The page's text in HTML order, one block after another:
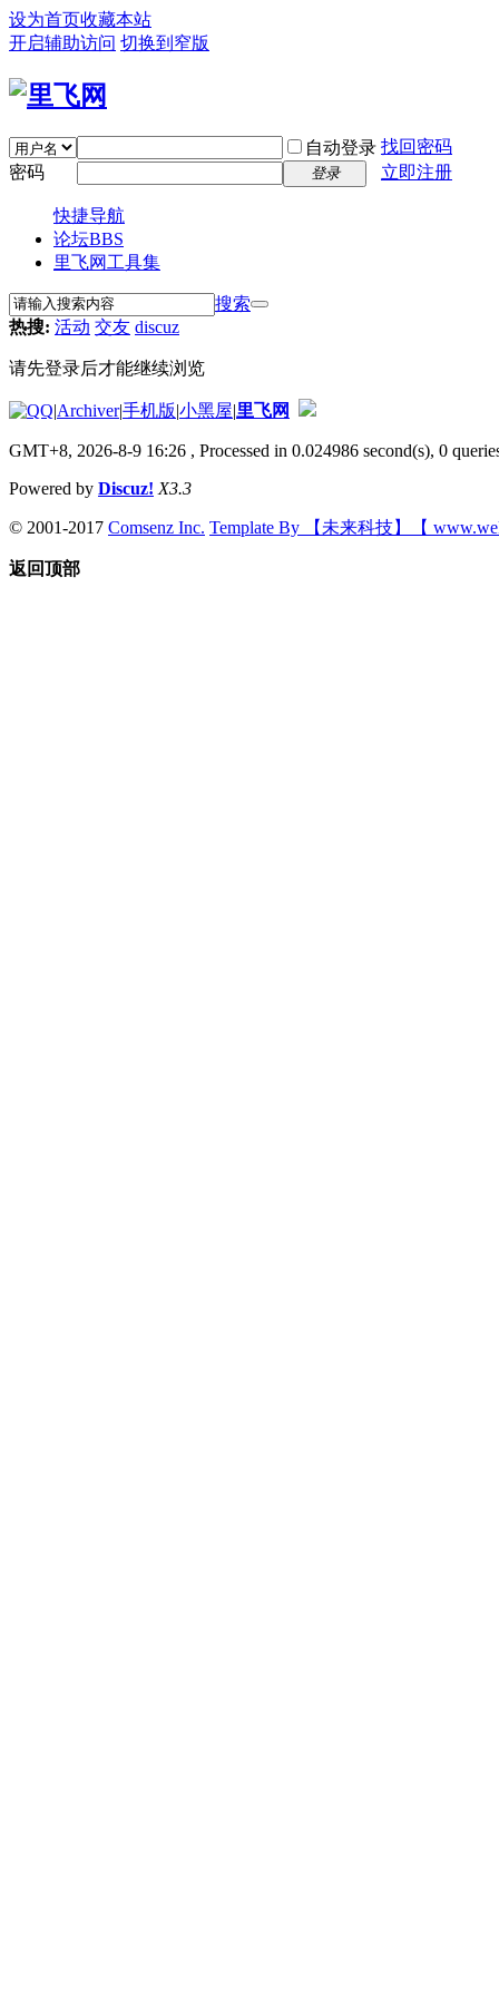
设为首页收藏本站
开启辅助访问 切换到窄版
自动登录 找回密码
密码
登录 立即注册
快捷导航
论坛BBS
里飞网工具集
搜索
热搜: 活动 交友 discuz
请先登录后才能继续浏览
|Archiver|手机版|小黑屋|里飞网
GMT+8, 2026-8-9 16:26 , Processed in 0.024986 second(s), 0
Powered by Discuz! X3.3
© 2001-2017 Comsenz Inc. Template By 【未来科技】【
返回顶部